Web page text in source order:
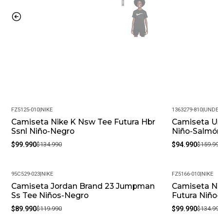
-26%
FZ5125-010|NIKE
Camiseta Nike K Nsw Tee Futura Hbr
Ssnl Niño-Negro
$99.990$134.990
-41%
1363279-810|
Camiseta
Niño-
$94.990
-25%
95C529-023|NIKE
Camiseta Jordan Brand 23 Jumpman
Ss Tee Niños-Negro
$89.990$119.990
-26%
FZ5166-010|NIKE
Camiseta
Futura
$99.990